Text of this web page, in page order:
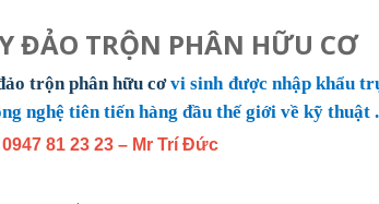
ĐẢO TRỘN PHÂN HỮU CƠ
trộn phân hữu cơvi sinh được nhập khẩu
nghệ tiên tiến hàng đầu thế giới về kỹ thuật .
0947 81 23 23 – Mr Trí Đức